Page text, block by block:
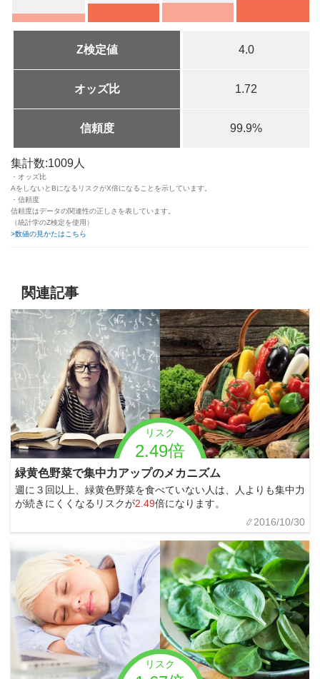
Z検定値 4.0
オッズ比 1.72
信頼度 99.9%
集計数:1009人
・オッズ比
AをしないとBになるリスクがX倍になることを示しています。
・信頼度
信頼度はデータの関連性の正しさを表しています。
（統計学のZ検定を使用）
>数値の見かたはこちら
関連記事
リスク
2.49倍
緑黄色野菜で集中力アップのメカニズム
週に３回以上、緑黄色野菜を食べていない人は、人よりも集中力
が続きにくくなるリスクが2.49倍になります。
2016/10/30
リスク